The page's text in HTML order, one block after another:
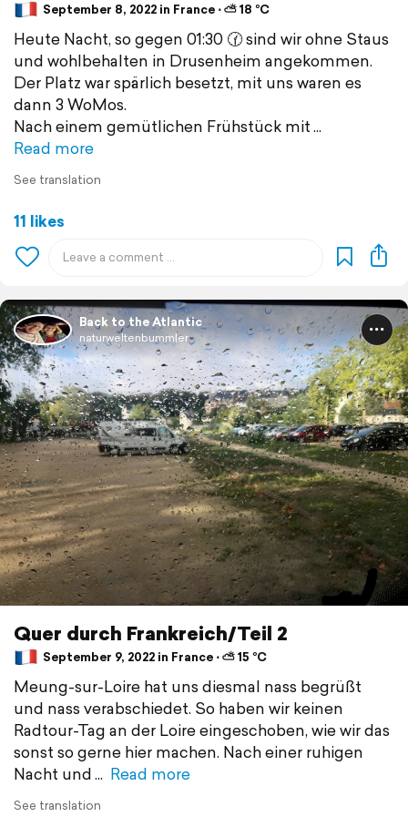
September 8, 2022 in France ⋅ ⛅ 18 °C
Heute Nacht, so gegen 01:30 🕜 sind wir ohne Staus
und wohlbehalten in Drusenheim angekommen.
Der Platz war spärlich besetzt, mit uns waren es
dann 3 WoMos.
Nach einem gemütlichen Frühstück mit
Read more
See translation
11 likes
Back to the Atlantic
naturweltenbummler
Quer durch Frankreich/Teil 2
September 9, 2022 in France ⋅ ⛅ 15 °C
Meung-sur-Loire hat uns diesmal nass begrüßt
und nass verabschiedet. So haben wir keinen
Radtour-Tag an der Loire eingeschoben, wie wir das
sonst so gerne hier machen. Nach einer ruhigen
Nacht und
Read more
See translation